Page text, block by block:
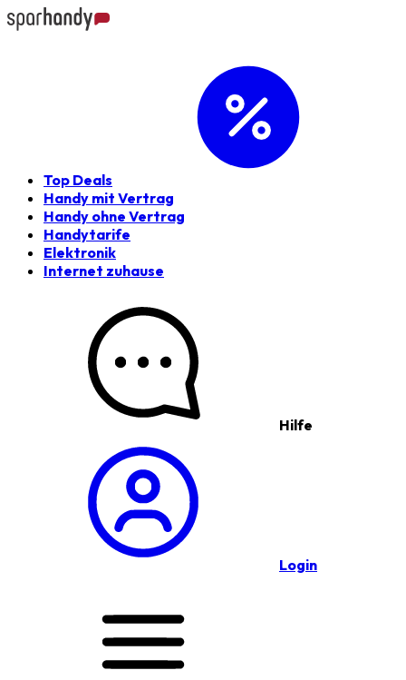
Top Deals
Handy mit Vertrag
Handy ohne Vertrag
Handytarife
Elektronik
Internet zuhause
Hilfe
Login